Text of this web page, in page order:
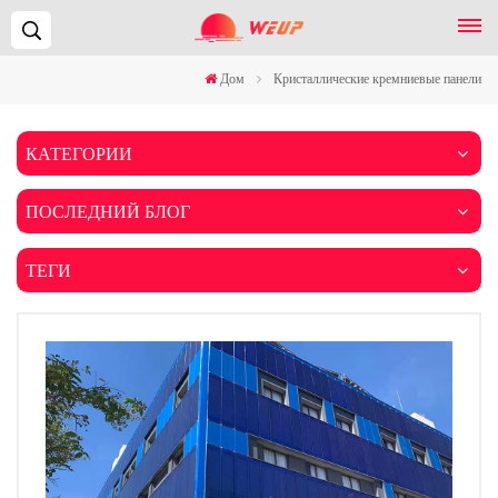
Дом Кристаллические кремниевые панели
КАТЕГОРИИ
ПОСЛЕДНИЙ БЛОГ
ТЕГИ